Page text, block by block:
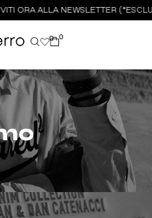
ORA ALLA NEWSLETTER
0 0